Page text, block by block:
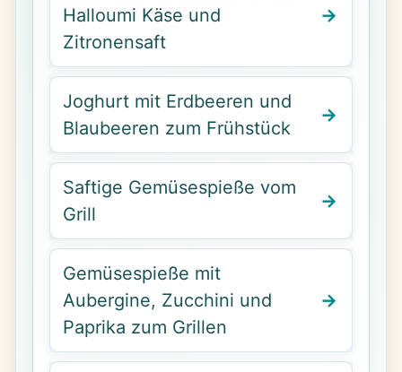
Halloumi Käse und
Zitronensaft
Joghurt mit Erdbeeren und
Blaubeeren zum Frühstück
Saftige Gemüsespieße vom
Grill
Gemüsespieße mit
Aubergine, Zucchini und
Paprika zum Grillen